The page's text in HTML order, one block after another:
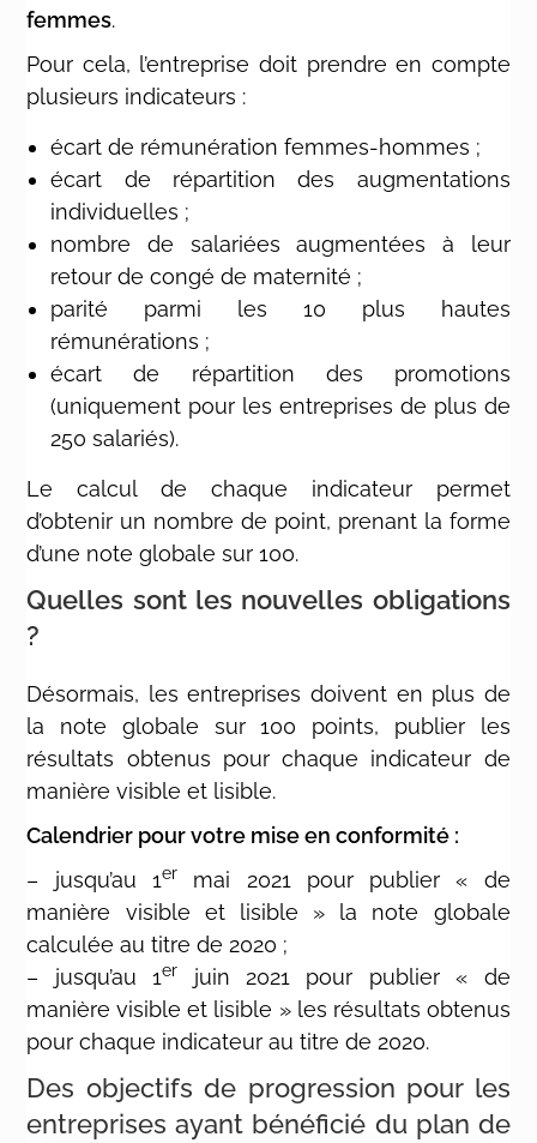
femmes.
Pour cela, l’entreprise doit prendre en compte
plusieurs indicateurs :
écart de rémunération femmes-hommes ;
écart de répartition des augmentations
individuelles ;
nombre de salariées augmentées à leur
retour de congé de maternité ;
parité parmi les 10 plus hautes
rémunérations ;
écart de répartition des promotions
(uniquement pour les entreprises de plus de
250 salariés).
Le calcul de chaque indicateur permet
d’obtenir un nombre de point, prenant la forme
d’une note globale sur 100.
Quelles sont les nouvelles obligations
?
Désormais, les entreprises doivent en plus de
la note globale sur 100 points, publier les
résultats obtenus pour chaque indicateur de
manière visible et lisible.
Calendrier pour votre mise en conformité :
– jusqu’au 1er
mai 2021 pour publier « de
manière visible et lisible » la note globale
calculée au titre de 2020 ;
– jusqu’au 1er
juin 2021 pour publier « de
manière visible et lisible » les résultats obtenus
pour chaque indicateur au titre de 2020.
Des objectifs de progression pour les
entreprises ayant bénéficié du plan de